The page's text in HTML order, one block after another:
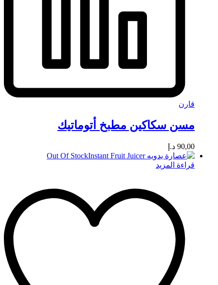
قارن
مسن سكاكين مطبخ أتوماتيك
90,00 د.إ
Out Of Stock
قراءة المزيد